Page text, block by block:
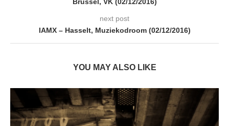
Brussel, VK (02/12/2016)
next post
IAMX – Hasselt, Muziekodroom (02/12/2016)
YOU MAY ALSO LIKE